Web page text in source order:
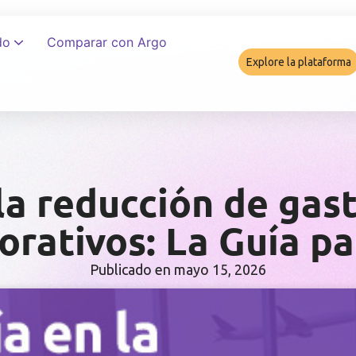
Comparar con Argo
Explore la plataforma
reducción de
La Guía
Publicado en mayo 15, 2026